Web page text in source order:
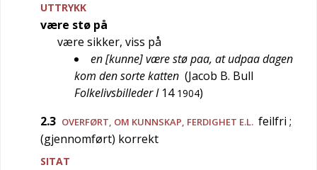
UTTRYKK
være stø på
være sikker, viss på
en [kunne] være stø paa, at udpaa dagen
kom den sorte katten (Jacob B. Bull
Folkelivsbilleder I 14 1904)
2.3 OVERFØRT, OM KUNNSKAP, FERDIGHET E.L. feilfri ;
(gjennomført) korrekt
SITAT